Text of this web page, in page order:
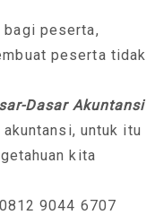
peserta,
peserta tidak
Dasar Akuntansi
untuk itu
kita
9044 6707